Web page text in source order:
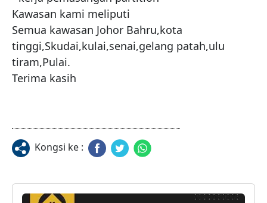
Kawasan kami meliputi
Semua kawasan Johor Bahru,kota
tinggi,Skudai,kulai,senai,gelang patah,ulu
tiram,Pulai.
Terima kasih
Kongsi ke :